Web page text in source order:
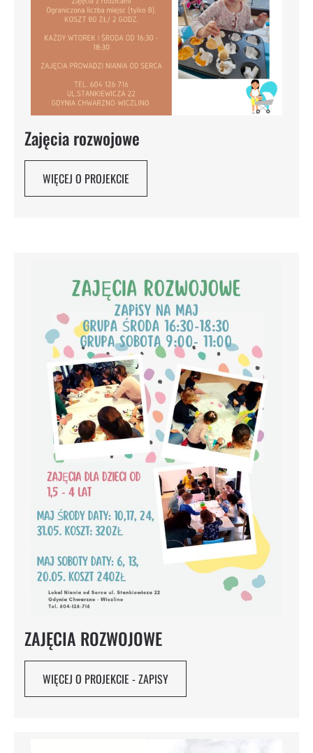
Zajęcia rozwojowe
WIĘCEJ O PROJEKCIE
ZAJĘCIA ROZWOJOWE
WIĘCEJ O PROJEKCIE - ZAPISY